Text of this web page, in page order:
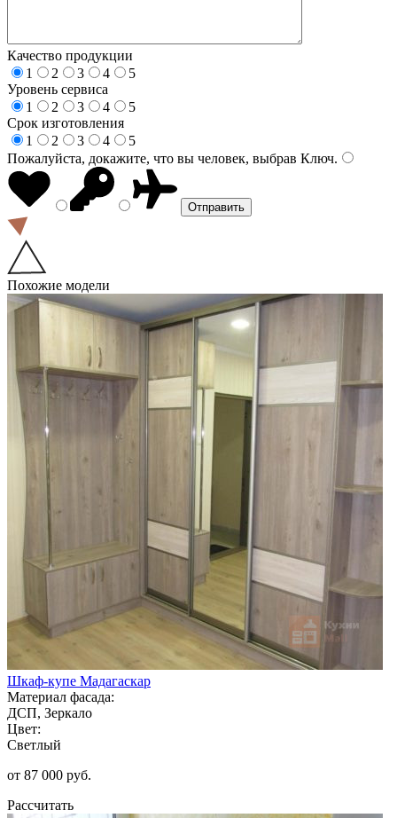
Качество продукции
1
2 3 4
5
Уровень сервиса
1
2 3 4
5
Срок изготовления
1
2 3 4
5
Пожалуйста, докажите, что вы человек, выбрав Ключ.
Похожие модели
Шкаф-купе Мадагаскар
Материал фасада:
ДСП, Зеркало
Цвет:
Светлый
от 87 000 руб.
Рассчитать